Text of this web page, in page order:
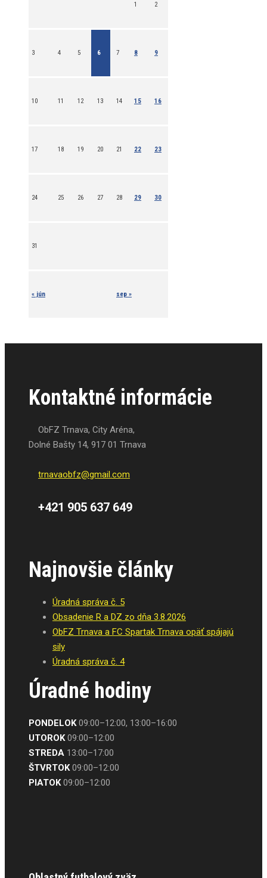
« jún sep »
1 2
3 4 5 6 7 8 9
10 11 12 13 14 15 16
17 18 19 20 21 22 23
24 25 26 27 28 29 30
31
Kontaktné informácie
ObFZ Trnava, City Aréna,
Dolné Bašty 14, 917 01 Trnava
trnavaobfz@gmail.com
+421 905 637 649
Najnovšie články
Úradná správa č. 5
Obsadenie R a DZ zo dňa 3.8.2026
ObFZ Trnava a FC Spartak Trnava opäť spájajú
sily
Úradná správa č. 4
Úradné hodiny
PONDELOK09:00–12:00, 13:00–16:00
UTOROK09:00–12:00
STREDA 13:00–17:00
ŠTVRTOK09:00–12:00
PIATOK09:00–12:00